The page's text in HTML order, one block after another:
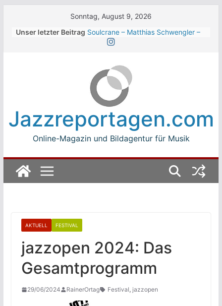
Sonntag, August 9, 2026
Unser letzter Beitrag Soulcrane – Matthias Schwengler –
Walter Trout Band beim Winterbach
Zeltspektakel 2026
The Cinelli Brothers beim
Winterbach Zeltspektakel 2026
Jean-Michel Jarre bei den jazz open
Modena auf der Piazza Roma 2026
Jazzreportagen.com
Online-Magazin und Bildagentur für Musik
AKTUELL FESTIVAL
jazzopen 2024: Das
Gesamtprogramm
29/06/2024 RainerOrtag Festival, jazzopen